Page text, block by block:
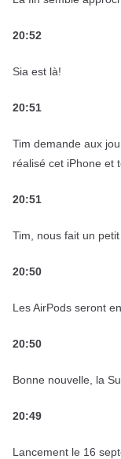
20:52
Sia est là!
20:51
Tim demande aux
réalisé cet iPhone et
20:51
Tim, nous fait un
20:50
Les AirPods seront
20:50
Bonne nouvelle, la
20:49
Lancement le 16